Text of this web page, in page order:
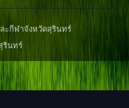
ะกีฬาจังหวัดสุรินทร์
รินทร์